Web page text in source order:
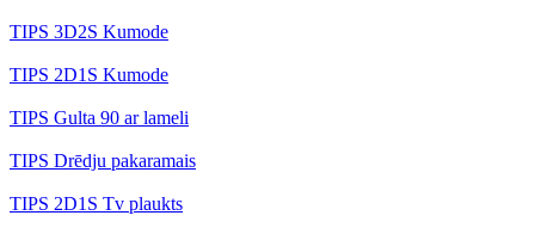
TIPS 3D2S Kumode
TIPS 2D1S Kumode
TIPS Gulta 90 ar lameli
TIPS Drēdju pakaramais
TIPS 2D1S Tv plaukts